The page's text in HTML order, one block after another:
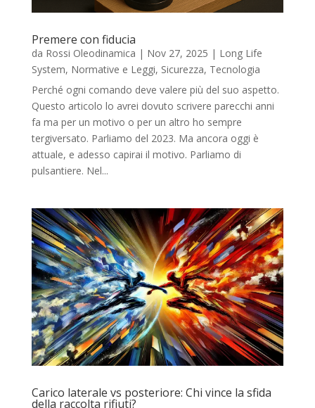
Premere con fiducia
da Rossi Oleodinamica | Nov 27, 2025 | Long Life
System, Normative e Leggi, Sicurezza, Tecnologia
Perché ogni comando deve valere più del suo aspetto.
Questo articolo lo avrei dovuto scrivere parecchi anni
fa ma per un motivo o per un altro ho sempre
tergiversato. Parliamo del 2023. Ma ancora oggi è
attuale, e adesso capirai il motivo. Parliamo di
pulsantiere. Nel...
Carico laterale vs posteriore: Chi vince la sfida
della raccolta rifiuti?